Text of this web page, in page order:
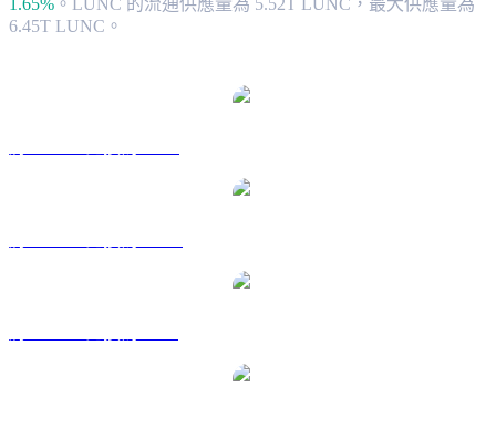
1.65% 。 LUNC 的流通供應量為 5.52T LUNC，最大供應量為
6.45T LUNC。